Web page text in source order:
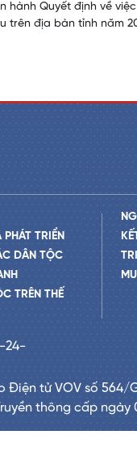
hành Quyết định về
trên địa bàn tỉnh năm
TRIỂN
DÂN TỘC
TRÊN THẾ
24-
Điện tử VOV số 564/
thông cấp ngày